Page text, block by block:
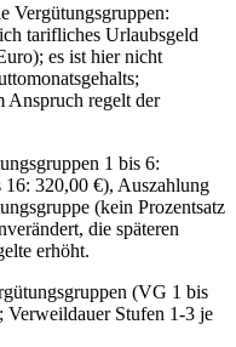
Vergütungsgruppen:
tarifliches Urlaubsgeld
es ist hier nicht
Anspruch regelt der
1 bis 6:
320,00 €), Auszahlung
(kein Prozentsatz
die späteren
erhöht.
(VG 1 bis
Verweildauer Stufen 1-3 je